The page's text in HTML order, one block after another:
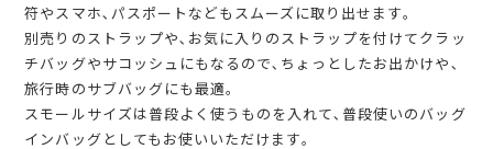
符やスマホ､パスポートなどもスムーズに取り出せます｡
別売りのストラップや､お気に入りのストラップを付けてクラッ
チバッグやサコッシュにもなるので､ちょっとしたお出かけや､
旅行時のサブバッグにも最適｡
スモールサイズは普段よく使うものを入れて､普段使いのバッグ
インバッグとしてもお使いいただけます｡